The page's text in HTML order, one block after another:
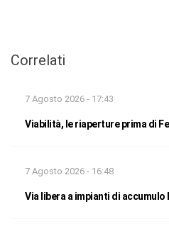
Correlati
7 Agosto 2026 - 17:43
Viabilità, le riaperture prima di
7 Agosto 2026 - 16:48
Via libera a impianti di accumulo